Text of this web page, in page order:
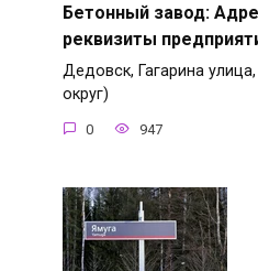
Бетонный завод:
реквизиты
Дедовск, Гагарина
округ)
0 947